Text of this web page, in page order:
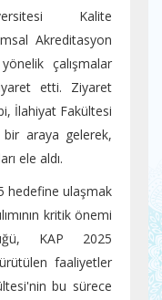
Kalite
Akreditasyon
çalışmalar
etti. Ziyaret
İlahiyat Fakültesi
araya gelerek,
ele aldı.
hedefine ulaşmak
kritik önemi
KAP 2025
faaliyetler
bu sürece